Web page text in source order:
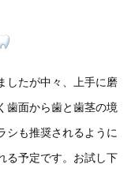
したが中々、上手に磨
歯面から歯と歯茎の境
シも推奨されるように
る予定です。お試し下